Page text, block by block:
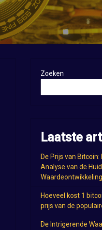
Zoeken
Laatste
De Prijs van
Analyse van de
Waardeontwikkeling
Hoeveel kost 1
prijs van de
De Intrigerende